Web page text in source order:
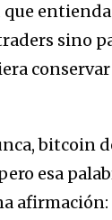
sino
bitcoin
esa